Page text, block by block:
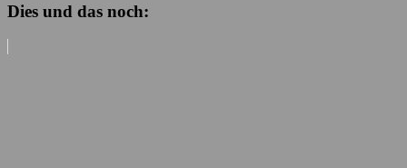
Dies und das noch: